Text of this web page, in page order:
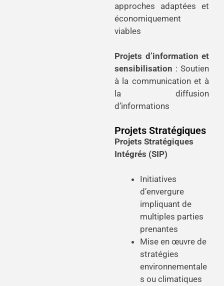
approches adaptées et
économiquement
viables
Projets d’information et
sensibilisation : Soutien
à la communication et à
la diffusion
d’informations
Projets Stratégiques
Projets Stratégiques
Intégrés (SIP)
Initiatives
d’envergure
impliquant de
multiples parties
prenantes
Mise en œuvre de
stratégies
environnementale
s ou climatiques